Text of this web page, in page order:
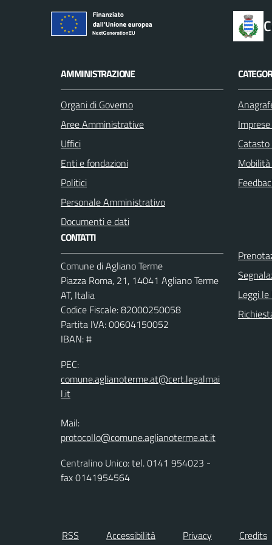
AMMINISTRAZIONE
Organi di Governo
Aree Amministrative
Uffici
Enti e fondazioni
Politici
Personale Amministrativo
Documenti e dati
CONTATTI
Comune di Agliano Terme
Piazza Roma, 21, 14041 Agliano Terme
AT, Italia
Codice Fiscale: 82000250058
Partita IVA: 00604150052
IBAN: #
PEC:
comune.aglianoterme.at@cert.legalmai
l.it
Mail:
protocollo@comune.aglianoterme.at.it
Centralino Unico: tel. 0141 954023 -
fax 0141954564
Leggi le
RSS Accessibilità Privacy Credits